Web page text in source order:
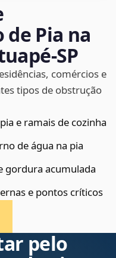
Pia na
comércios e
tipos de obstrução
e ramais de cozinha
de água na pia
gordura acumulada
e pontos críticos
pelo